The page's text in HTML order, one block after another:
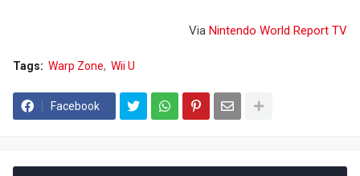
Via Nintendo World Report TV
Tags: Warp Zone Wii U
Facebook